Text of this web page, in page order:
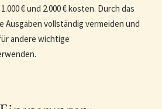
€ und 2.000 € kosten. Durch das
Ausgaben vollständig vermeiden und
andere wichtige